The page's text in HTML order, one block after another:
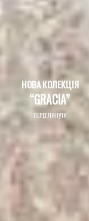
НОВА КОЛЕКЦІЯ
“GRACIA”
ПЕРЕГЛЯНУТИ